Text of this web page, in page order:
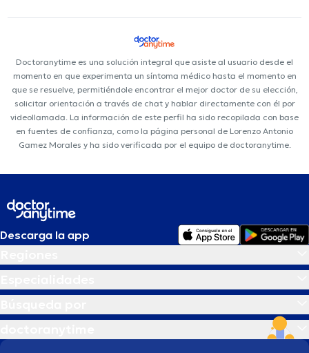
Doctoranytime es una solución integral que asiste al usuario desde el
momento en que experimenta un síntoma médico hasta el momento en
que se resuelve, permitiéndole encontrar el mejor doctor de su elección,
solicitar orientación a través de chat y hablar directamente con él por
videollamada. La información de este perfil ha sido recopilada con base
en fuentes de confianza, como la página personal de Lorenzo Antonio
Gamez Morales y ha sido verificada por el equipo de doctoranytime.
Descarga la app